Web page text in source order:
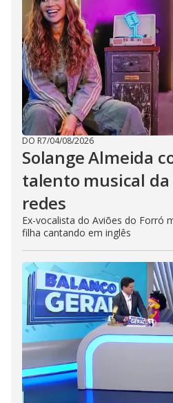
DO R7/04/08/2026
Solange Almeida
talento musical
redes
Ex-vocalista do Aviões do Forró
filha cantando em inglês